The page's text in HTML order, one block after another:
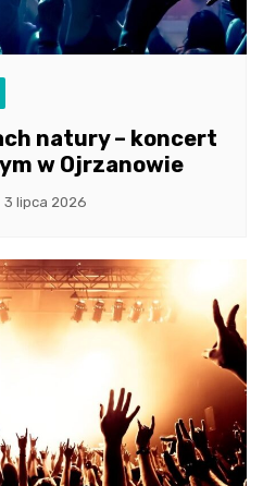
natury – koncert
w Ojrzanowie
3 lipca 2026